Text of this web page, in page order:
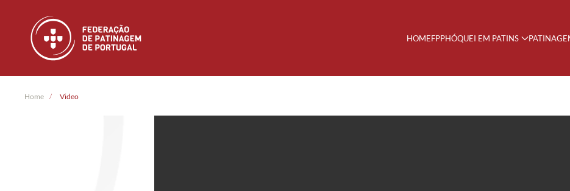
Skip to main content HOMEFPPHÓQUEI EM PATINS
Home Video